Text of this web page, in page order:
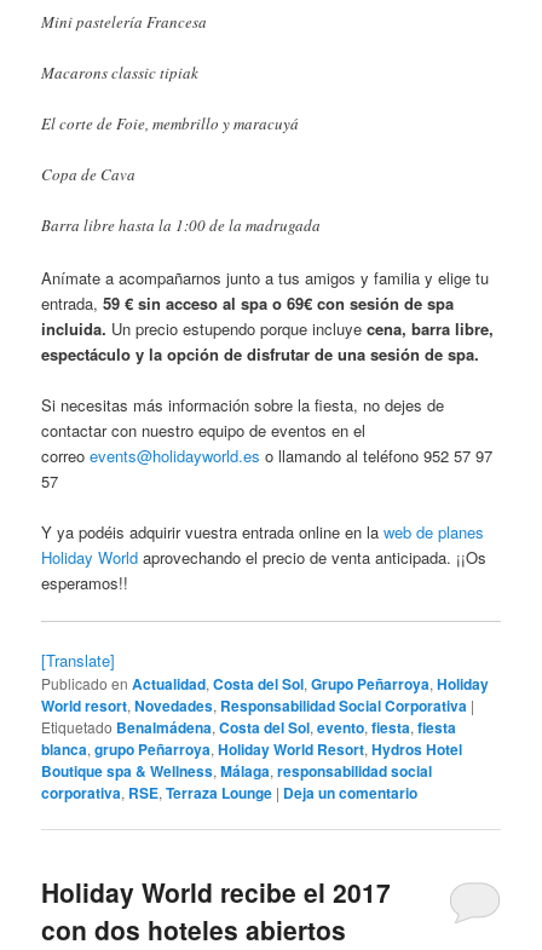
Mini pastelería Francesa
Macarons classic tipiak
El corte de Foie, membrillo y maracuyá
Copa de Cava
Barra libre hasta la 1:00 de la madrugada
Anímate a acompañarnos junto a tus amigos y familia y elige tu
entrada,59 € sin acceso al spa o 69€ con sesión de spa
incluida. Un precio estupendo porque incluye cena, barra libre,
espectáculo y la opción de disfrutar de una sesión de spa.
Si necesitas más información sobre la fiesta, no dejes de
contactar con nuestro equipo de eventos en el
correoevents@holidayworld.es o llamando al teléfono 952 57 97
57
Y ya podéis adquirir vuestra entrada online en laweb de planes
Holiday World aprovechando el precio de venta anticipada. ¡¡Os
esperamos!!
[Translate]
Publicado en Actualidad,Costa del Sol,Grupo Peñarroya,Holiday
World resort,Novedades, Responsabilidad Social Corporativa |
Etiquetado Benalmádena,Costa del Sol,evento,fiesta,fiesta
blanca,grupo Peñarroya,Holiday World Resort,Hydros Hotel
Boutique spa & Wellness,Málaga,responsabilidad social
corporativa, RSE,Terraza Lounge | Deja un comentario
Holiday World recibe el 2017
con dos hoteles abiertos